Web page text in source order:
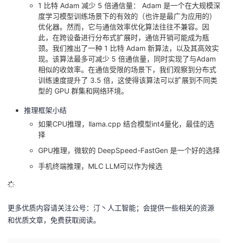
1 比特 Adam 减少 5 倍通信量： Adam 是一个在大规模深
度学习模型训练场景下的有效的（也许是最广为应用的）
优化器。然而，它与通信效率优化算法往往不兼容。因
此，在跨设备进行分布式扩展时，通信开销可能成为瓶
颈。我们推出了一种 1 比特 Adam 新算法，以及其高效实
现。该算法最多可减少 5 倍通信量，同时实现了与Adam
相似的收敛率。在通信受限的场景下，我们观察到分布式
训练速度提升了 3.5 倍，这使得该算法可以扩展到不同类
型的 GPU 群集和网络环境。
推理框架小结
如果CPU推理，llama.cpp 结合模型int4量化，最佳的选
择
GPU推理，微软的 DeepSpeed-FastGen 是一个好的选择
手机终端推理，MLC LLM可以作为候选
更多优质内容请关注公号：汀丶人工智能；会提供一些相关的资源
和优质文章，免费获取阅读。